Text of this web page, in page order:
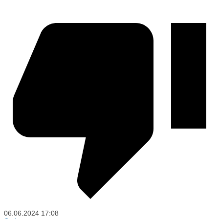
06.06.2024 17:08